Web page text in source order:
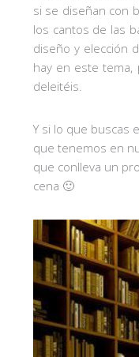
si se diseñan con
los cantos de las
diseño y elección
hay en este tema,
deleitéis.
Y si lo que buscas
que tenemos en
que conlleva un
cena 🙂